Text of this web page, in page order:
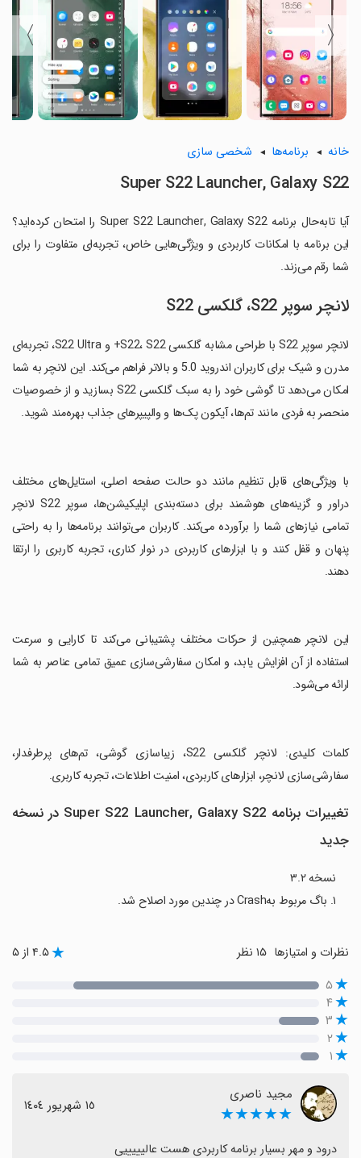
〈
〉
خانه برنامه‌ها شخصی سازی
Super S22 Launcher, Galaxy S22
آیا تابه‌حال برنامه Super S22 Launcher, Galaxy S22 را امتحان کرده‌اید؟
این برنامه با امکانات کاربردی و ویژگی‌هایی خاص، تجربه‌ای متفاوت را برای
شما رقم می‌زند.
لانچر سوپر S22، گلکسی S22
لانچر سوپر S22 با طراحی مشابه گلکسی S22، S22+ و S22 Ultra، تجربه‌ای
مدرن و شیک برای کاربران اندروید 5.0 و بالاتر فراهم می‌کند. این لانچر به شما
امکان می‌دهد تا گوشی خود را به سبک گلکسی S22 بسازید و از خصوصیات
منحصر به فردی مانند تم‌ها، آیکون پک‌ها و والپیپرهای جذاب بهره‌مند شوید.
‏با ویژگی‌های قابل تنظیم مانند دو حالت صفحه اصلی، استایل‌های مختلف
دراور و گزینه‌های هوشمند برای دسته‌بندی اپلیکیشن‌ها، سوپر S22 لانچر
تمامی نیازهای شما را برآورده می‌کند. کاربران می‌توانند برنامه‌ها را به راحتی
پنهان و قفل کنند و با ابزارهای کاربردی در نوار کناری، تجربه کاربری را ارتقا
دهند.
‏این لانچر همچنین از حرکات مختلف پشتیبانی می‌کند تا کارایی و سرعت
استفاده از آن افزایش یابد، و امکان سفارشی‌سازی عمیق تمامی عناصر به شما
ارائه می‌شود.
‏کلمات کلیدی: لانچر گلکسی S22، زیباسازی گوشی، تم‌های پرطرفدار،
سفارشی‌سازی لانچر، ابزارهای کاربردی، امنیت اطلاعات، تجربه کاربری.
تغییرات برنامه Super S22 Launcher, Galaxy S22 در نسخه
جدید
نسخه ۳.۲
۱. باگ مربوط بهCrash در چندین مورد اصلاح شد.
نظرات و امتیازها ۴.۵ از ۵
۵
۴
۳
۲
۱
مجید ناصری
★★★★★ ١٥ شهریور ١٤٠٤
درود و مهر بسیار برنامه کاربردی هست عالیییییی